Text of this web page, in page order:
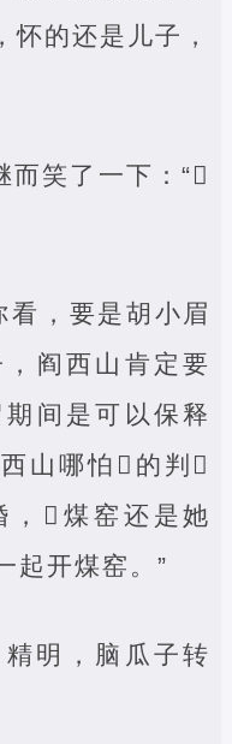
的还是儿子，
而笑了一下：“‌
看，要是胡小眉
阎西山肯定要
间是可以保释
山哪怕‌的判‌
，‌煤窑还是她
起开煤窑。”
明，脑瓜子转